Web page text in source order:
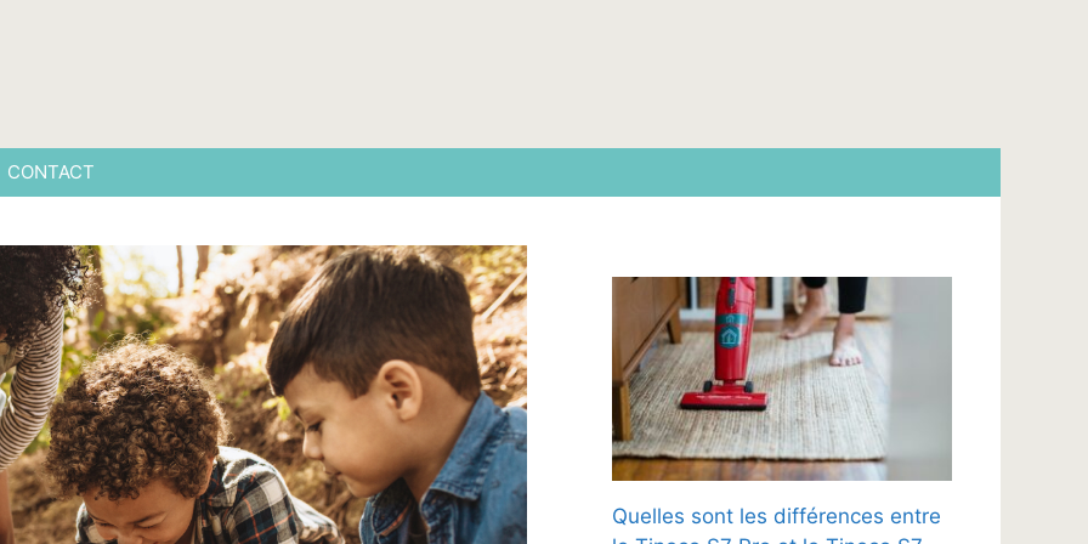
CONTACT
Quelles sont les différences entre